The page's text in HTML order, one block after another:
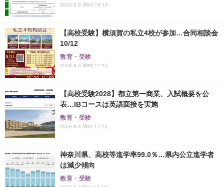
2026.8.5 Wed 16:15
【高校受験】横須賀の私立4校が参加…合同相談会
10/12
教育・受験
2026.8.5 Wed 11:15
【高校受験2028】都立第一商業、入試概要を公
表…IBコースは英語面接を実施
教育・受験
2026.8.3 Mon 17:15
神奈川県、高校等進学率99.0％…県内公立進学者
は減少傾向
教育・受験